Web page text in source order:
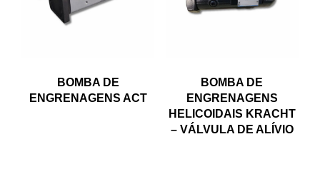
BOMBA DE
ENGRENAGENS ACT
BOMBA DE
ENGRENAGENS
HELICOIDAIS KRACHT
– VÁLVULA DE ALÍVIO